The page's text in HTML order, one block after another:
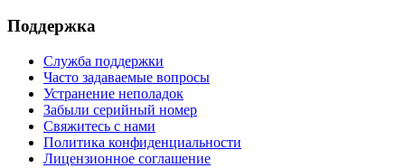
Поддержка
Служба поддержки
Часто задаваемые вопросы
Устранение неполадок
Забыли серийный номер
Свяжитесь с нами
Политика конфиденциальности
Лицензионное соглашение